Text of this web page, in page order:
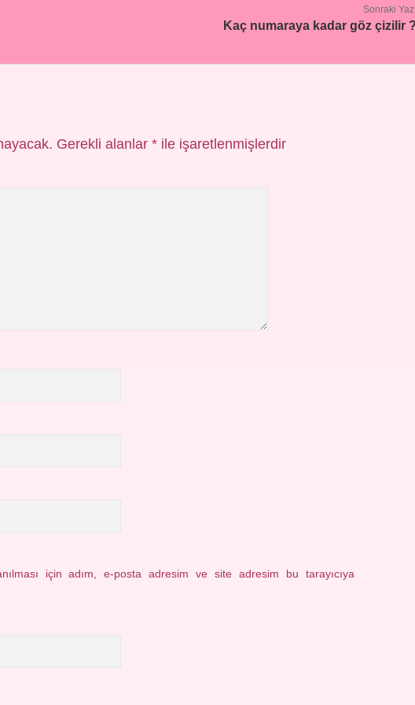
Sonraki
Kaç numaraya kadar göz çizilir
Gerekli alanlar *ile işaretlenmişlerdir
için adım, e-posta adresim ve site adresim bu tarayıcıya